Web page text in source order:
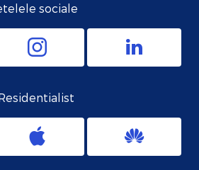
sociale